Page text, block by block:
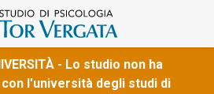
- Lo studio non ha
l'università degli studi di